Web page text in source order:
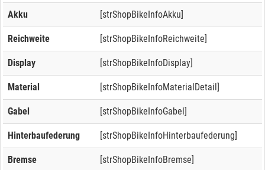
Akku [strShopBikeInfoAkku]
Reichweite [strShopBikeInfoReichweite]
Display [strShopBikeInfoDisplay]
Material [strShopBikeInfoMaterialDetail]
Gabel [strShopBikeInfoGabel]
Hinterbaufederung [strShopBikeInfoHinterbaufederung]
Bremse [strShopBikeInfoBremse]